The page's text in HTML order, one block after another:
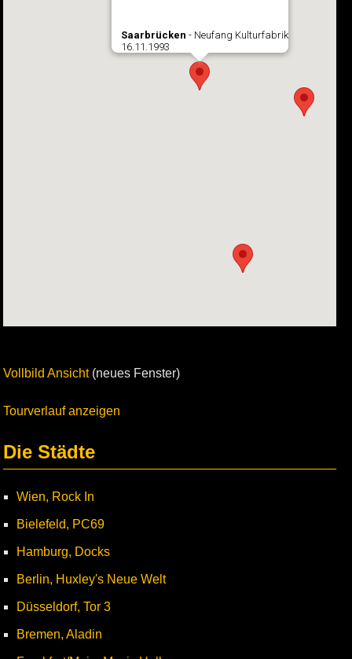
Saarbrücken - Neufang Kulturfabrik
16.11.1993
Vollbild Ansicht(neues Fenster)
Tourverlauf anzeigen
Die Städte
Wien, Rock In
Bielefeld, PC69
Hamburg, Docks
Berlin, Huxley's Neue Welt
Düsseldorf, Tor 3
Bremen, Aladin